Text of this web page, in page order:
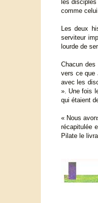
les
comme celui
Les deux
serviteur
lourde de
Chacun
vers ce que
avec les
». Une fois
qui étaient
« Nous
récapitulée
Pilate le